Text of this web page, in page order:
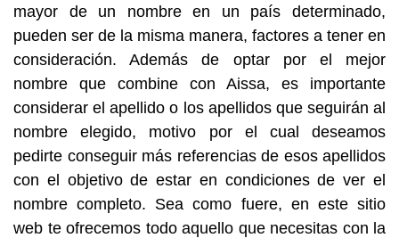
mayor de un nombre en un país determinado,
pueden ser de la misma manera, factores a tener en
consideración. Además de optar por el mejor
nombre que combine con Aissa, es importante
considerar el apellido o los apellidos que seguirán al
nombre elegido, motivo por el cual deseamos
pedirte conseguir más referencias de esos apellidos
con el objetivo de estar en condiciones de ver el
nombre completo. Sea como fuere, en este sitio
web te ofrecemos todo aquello que necesitas con la